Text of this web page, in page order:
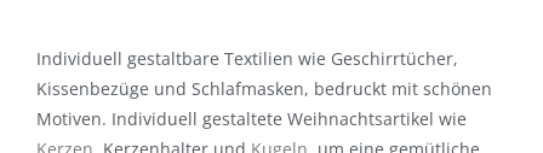
Individuell gestaltbare Textilien wie Geschirrtücher,
Kissenbezüge und Schlafmasken, bedruckt mit schönen
Motiven. Individuell gestaltete Weihnachtsartikel wie